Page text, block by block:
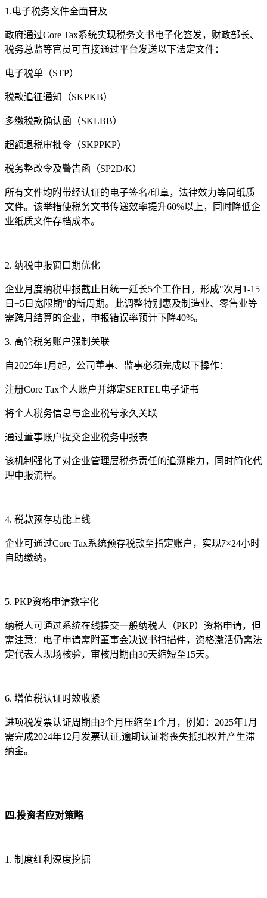
1.电子税务文件全面普及
政府通过Core Tax系统实现税务文书电子化签发，财政部长、
税务总监等官员可直接通过平台发送以下法定文件：
电子税单（STP）
税款追征通知（SKPKB）
多缴税款确认函（SKLBB）
超额退税审批令（SKPPKP）
税务整改令及警告函（SP2D/K）
所有文件均附带经认证的电子签名/印章，法律效力等同纸质
文件。该举措使税务文书传递效率提升60%以上，同时降低企
业纸质文件存档成本。
2. 纳税申报窗口期优化
企业月度纳税申报截止日统一延长5个工作日，形成"次月1-15
日+5日宽限期"的新周期。此调整特别惠及制造业、零售业等
需跨月结算的企业，申报错误率预计下降40%。
3. 高管税务账户强制关联
自2025年1月起，公司董事、监事必须完成以下操作：
注册Core Tax个人账户并绑定SERTEL电子证书
将个人税务信息与企业税号永久关联
通过董事账户提交企业税务申报表
该机制强化了对企业管理层税务责任的追溯能力，同时简化代
理申报流程。
4. 税款预存功能上线
企业可通过Core Tax系统预存税款至指定账户，实现7×24小时
自助缴纳。
5. PKP资格申请数字化
纳税人可通过系统在线提交一般纳税人（PKP）资格申请，但
需注意：电子申请需附董事会决议书扫描件，资格激活仍需法
定代表人现场核验，审核周期由30天缩短至15天。
6. 增值税认证时效收紧
进项税发票认证周期由3个月压缩至1个月，例如：2025年1月
需完成2024年12月发票认证,逾期认证将丧失抵扣权并产生滞
纳金。
四.投资者应对策略
1. 制度红利深度挖掘